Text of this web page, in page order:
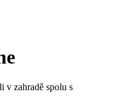
v zahradě spolu s